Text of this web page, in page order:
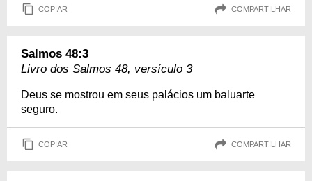
COPIAR COMPARTILHAR
Salmos 48:3
Livro dos Salmos 48, versículo 3
Deus se mostrou em seus palácios um baluarte
seguro.
COPIAR COMPARTILHAR